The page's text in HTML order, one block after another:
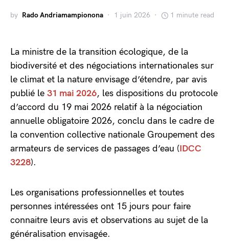
by Rado Andriamampionona 1 juin 2026 1 minute read
La ministre de la transition écologique, de la
biodiversité et des négociations internationales sur
le climat et la nature envisage d’étendre, par avis
publié le 31 mai 2026, les dispositions du protocole
d’accord du 19 mai 2026 relatif à la négociation
annuelle obligatoire 2026, conclu dans le cadre de
la convention collective nationale Groupement des
armateurs de services de passages d’eau (IDCC
3228).
Les organisations professionnelles et toutes
personnes intéressées ont 15 jours pour faire
connaitre leurs avis et observations au sujet de la
généralisation envisagée.